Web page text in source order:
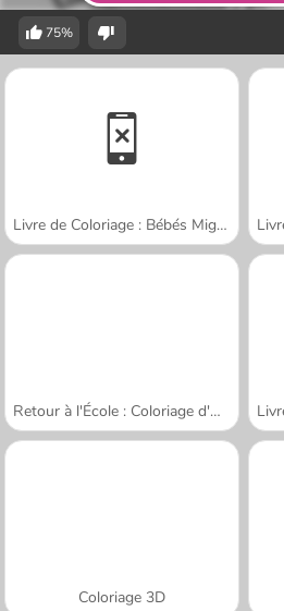
75%
Livre de Coloriage : Bébés Mignons
Retour à l'École : Coloriage d'Ours Mignons
Coloriage 3D